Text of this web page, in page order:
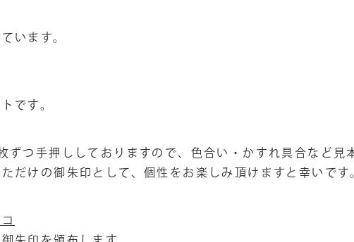
います。
です。
ずつ手押ししておりますので、色合い・かすれ具合など見
だけの御朱印として、個性をお楽しみ頂けますと幸いです